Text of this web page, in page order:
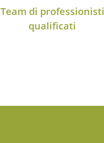
Team di professionisti
qualificati